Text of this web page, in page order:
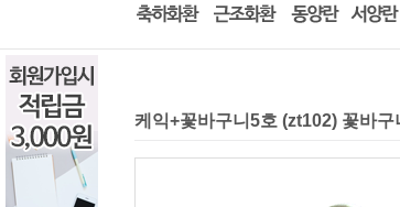
케익+꽃바구니5호 (zt102) 꽃바